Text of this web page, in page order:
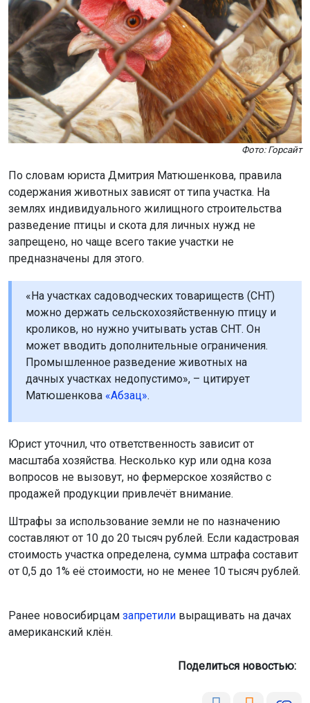
Фото: Горсайт
По словам юриста Дмитрия Матюшенкова, правила
содержания животных зависят от типа участка. На
землях индивидуального жилищного строительства
разведение птицы и скота для личных нужд не
запрещено, но чаще всего такие участки не
предназначены для этого.
«На участках садоводческих товариществ (СНТ)
можно держать сельскохозяйственную птицу и
кроликов, но нужно учитывать устав СНТ. Он
может вводить дополнительные ограничения.
Промышленное разведение животных на
дачных участках недопустимо», – цитирует
Матюшенкова «Абзац».
Юрист уточнил, что ответственность зависит от
масштаба хозяйства. Несколько кур или одна коза
вопросов не вызовут, но фермерское хозяйство с
продажей продукции привлечёт внимание.
Штрафы за использование земли не по назначению
составляют от 10 до 20 тысяч рублей. Если кадастровая
стоимость участка определена, сумма штрафа составит
от 0,5 до 1% её стоимости, но не менее 10 тысяч рублей.
Ранее новосибирцам запретили выращивать на дачах
американский клён.
Поделиться новостью: